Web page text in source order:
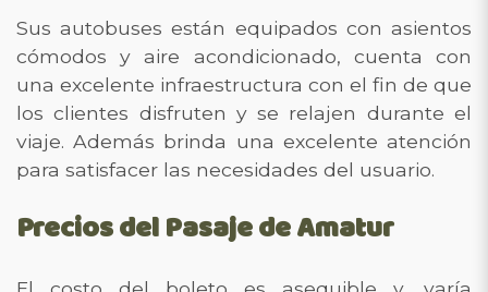
Sus autobuses están equipados con asientos
cómodos y aire acondicionado, cuenta con
una excelente infraestructura con el fin de que
los clientes disfruten y se relajen durante el
viaje. Además brinda una excelente atención
para satisfacer las necesidades del usuario.
Precios del Pasaje de Amatur